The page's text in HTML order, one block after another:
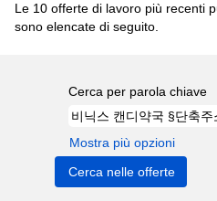
Le 10 offerte di lavoro più recenti
sono elencate di seguito.
Cerca per parola chiave
Mostra più opzioni